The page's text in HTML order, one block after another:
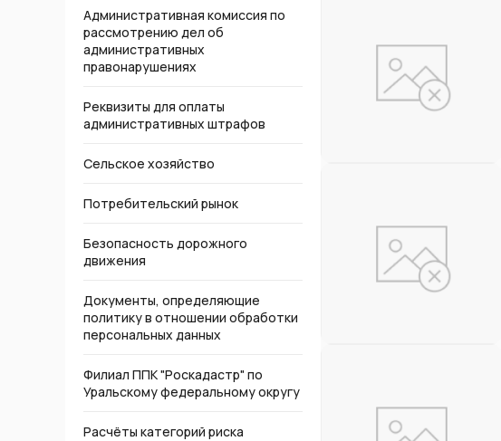
Административная комиссия по
рассмотрению дел об
административных
правонарушениях
Реквизиты для оплаты
административных штрафов
Сельское хозяйство
Потребительский рынок
Безопасность дорожного
движения
Документы, определяющие
политику в отношении обработки
персональных данных
Филиал ППК "Роскадастр" по
Уральскому федеральному округу
Расчёты категорий риска